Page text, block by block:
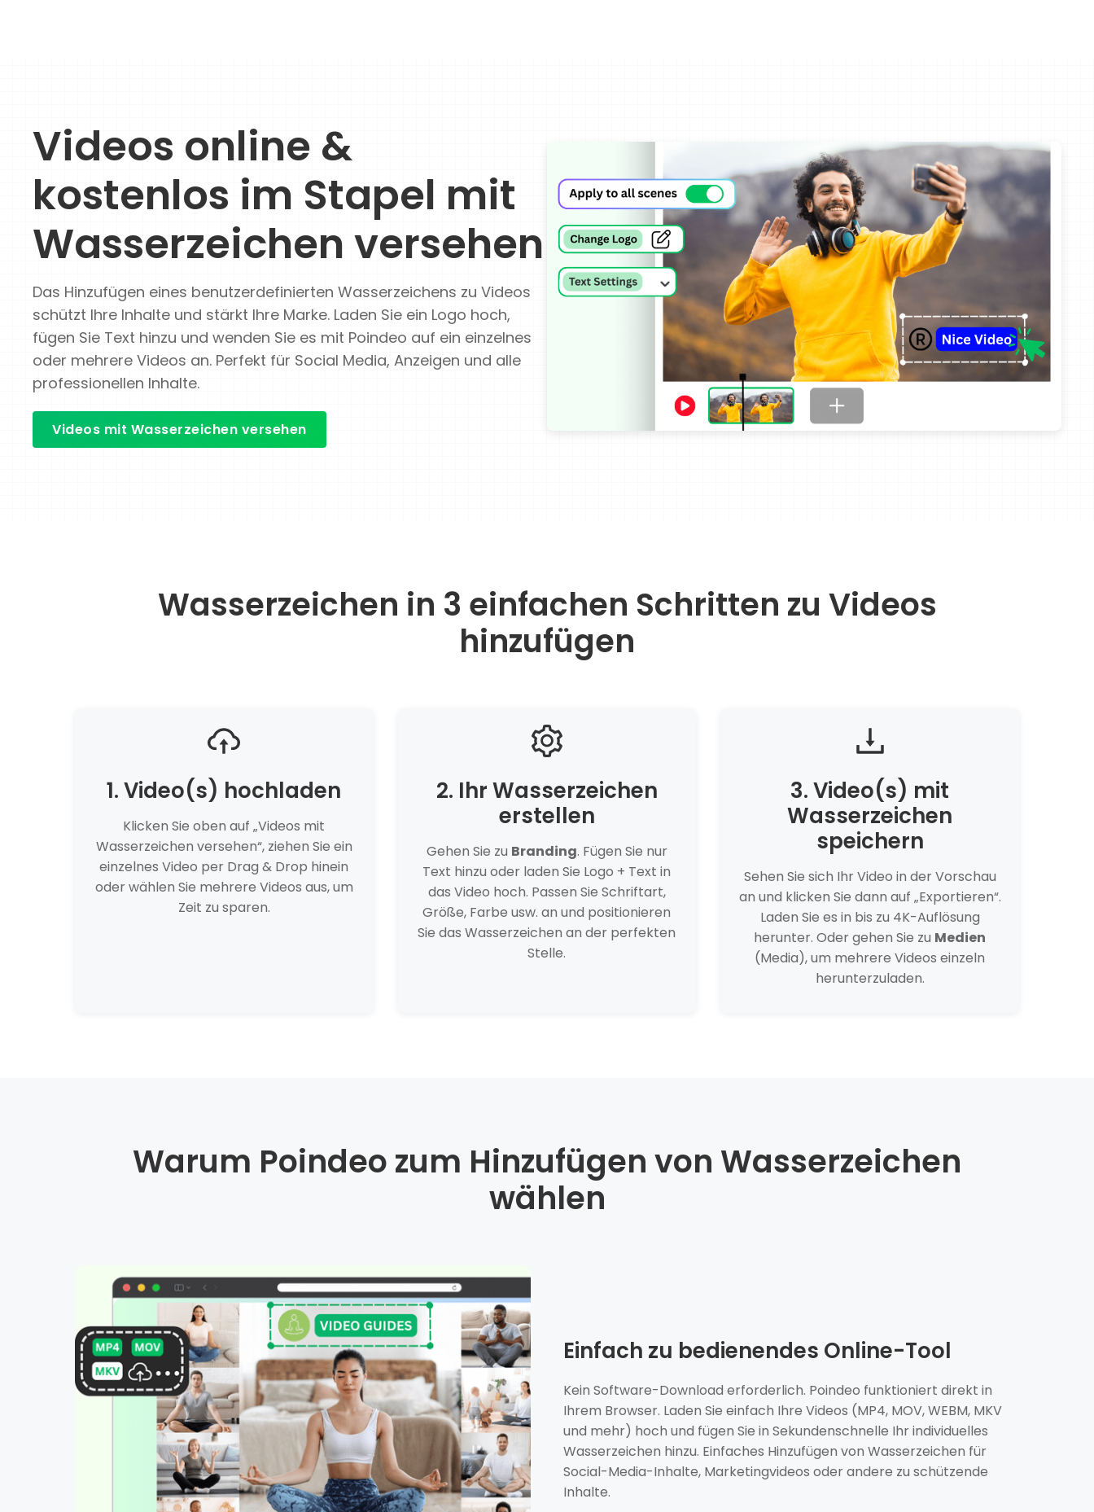
Videos online &
kostenlos im Stapel mit
Wasserzeichen versehen
Das Hinzufügen eines benutzerdefinierten Wasserzeichens zu Videos
schützt Ihre Inhalte und stärkt Ihre Marke. Laden Sie ein Logo hoch,
fügen Sie Text hinzu und wenden Sie es mit Poindeo auf ein einzelnes
oder mehrere Videos an. Perfekt für Social Media, Anzeigen und alle
professionellen Inhalte.
Videos mit Wasserzeichen versehen
Wasserzeichen in 3 einfachen Schritten zu Videos
hinzufügen
1. Video(s) hochladen
Klicken Sie oben auf „Videos mit
Wasserzeichen versehen“, ziehen Sie ein
einzelnes Video per Drag & Drop hinein
oder wählen Sie mehrere Videos aus, um
Zeit zu sparen.
2. Ihr Wasserzeichen
erstellen
Gehen Sie zu Branding. Fügen Sie nur
Text hinzu oder laden Sie Logo + Text in
das Video hoch. Passen Sie Schriftart,
Größe, Farbe usw. an und positionieren
Sie das Wasserzeichen an der perfekten
Stelle.
3. Video(s) mit
Wasserzeichen
speichern
Sehen Sie sich Ihr Video in der Vorschau
an und klicken Sie dann auf „Exportieren“.
Laden Sie es in bis zu 4K-Auflösung
herunter. Oder gehen Sie zu Medien
(Media), um mehrere Videos einzeln
herunterzuladen.
Warum Poindeo zum Hinzufügen von Wasserzeichen
wählen
Einfach zu bedienendes Online-Tool
Kein Software-Download erforderlich. Poindeo funktioniert direkt in
Ihrem Browser. Laden Sie einfach Ihre Videos (MP4, MOV, WEBM, MKV
und mehr) hoch und fügen Sie in Sekundenschnelle Ihr individuelles
Wasserzeichen hinzu. Einfaches Hinzufügen von Wasserzeichen für
Social-Media-Inhalte, Marketingvideos oder andere zu schützende
Inhalte.